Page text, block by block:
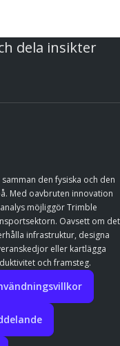
dela insikter
den fysiska och den
Med oavbruten innovation
möjliggör Trimble
Oavsett om det
infrastruktur, designa
eller kartlägga
och framsteg.